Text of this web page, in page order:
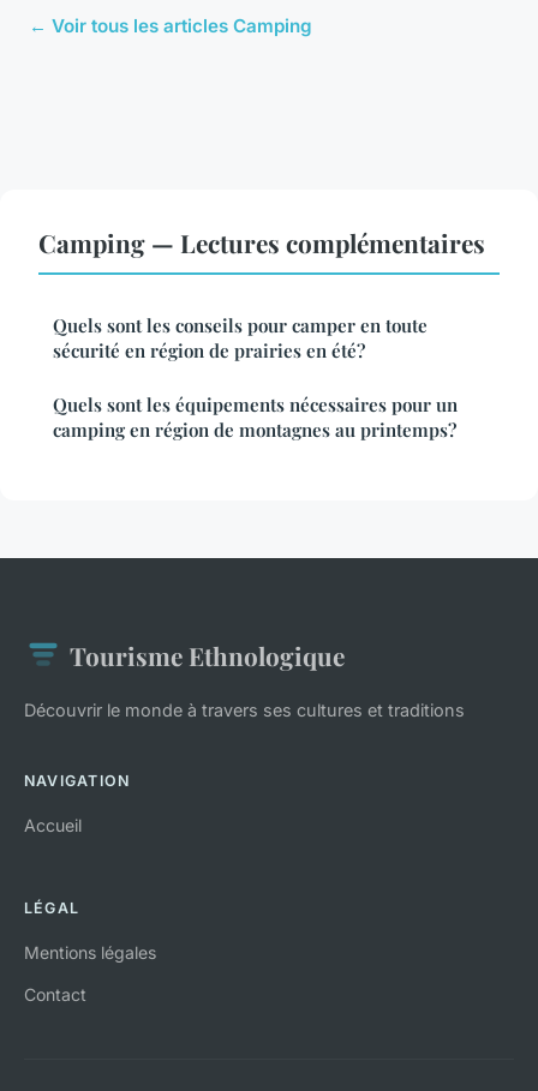
← Voir tous les articles Camping
Camping — Lectures complémentaires
Quels sont les conseils pour camper en toute
sécurité en région de prairies en été?
Quels sont les équipements nécessaires pour un
camping en région de montagnes au printemps?
Tourisme Ethnologique
Découvrir le monde à travers ses cultures et traditions
NAVIGATION
Accueil
LÉGAL
Mentions légales
Contact